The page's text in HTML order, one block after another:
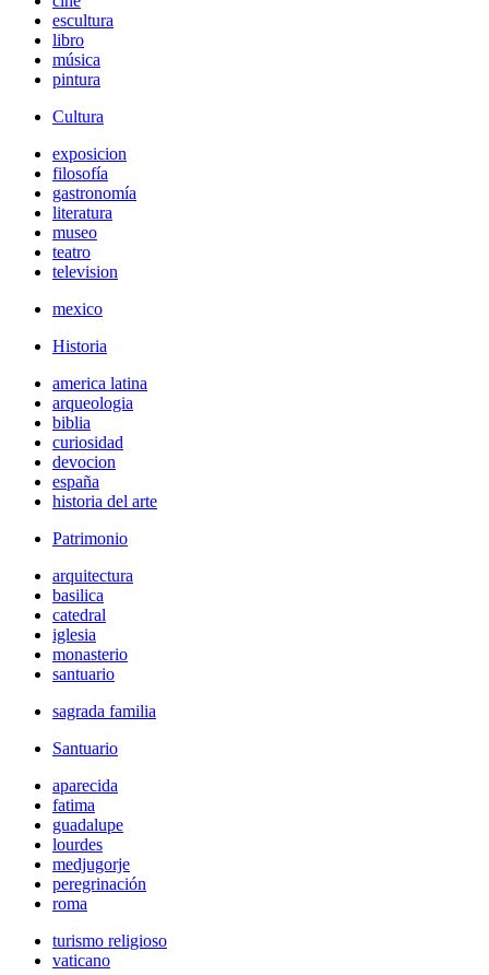
escultura
libro
música
pintura
Cultura
exposicion
filosofía
gastronomía
literatura
museo
teatro
television
mexico
Historia
america latina
arqueologia
biblia
curiosidad
devocion
españa
historia del arte
Patrimonio
arquitectura
basilica
catedral
iglesia
monasterio
santuario
sagrada familia
Santuario
aparecida
fatima
guadalupe
lourdes
medjugorje
peregrinación
roma
turismo religioso
vaticano